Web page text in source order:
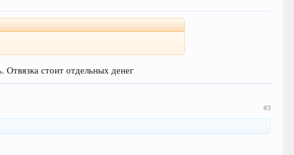
Отвязка стоит отдельных денег
#3